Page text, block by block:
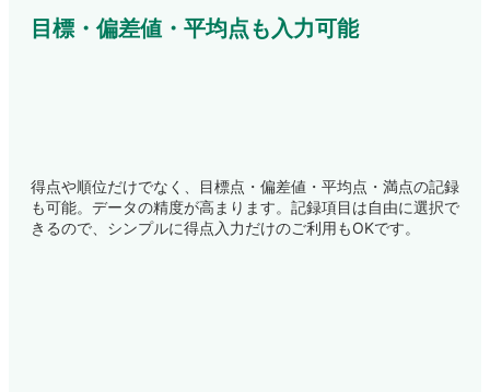
目標・偏差値・平均点も入力可能
得点や順位だけでなく、目標点・偏差値・平均点・満点の記録
も可能。データの精度が高まります。記録項目は自由に選択で
きるので、シンプルに得点入力だけのご利用もOKです。